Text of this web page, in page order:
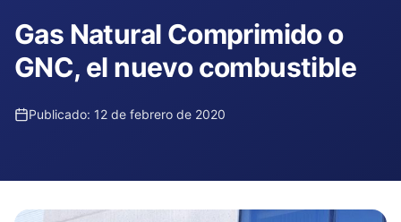
Gas Natural Comprimido o
GNC, el nuevo combustible
Publicado: 12 de febrero de 2020